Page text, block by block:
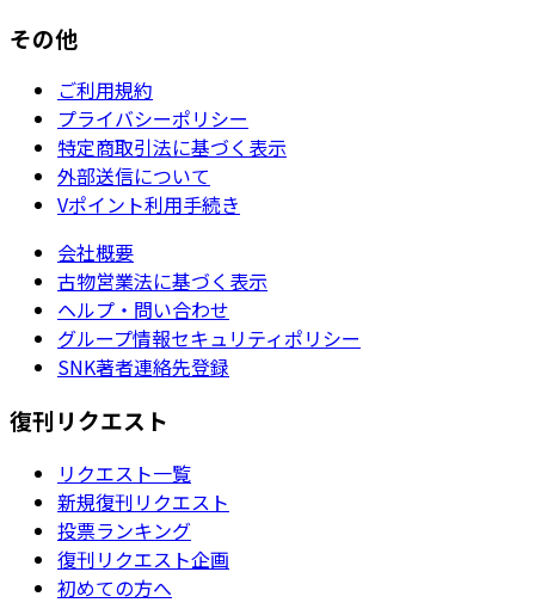
その他
ご利用規約
プライバシーポリシー
特定商取引法に基づく表示
外部送信について
Vポイント利用手続き
会社概要
古物営業法に基づく表示
ヘルプ・問い合わせ
グループ情報セキュリティポリシー
SNK著者連絡先登録
復刊リクエスト
リクエスト一覧
新規復刊リクエスト
投票ランキング
復刊リクエスト企画
初めての方へ